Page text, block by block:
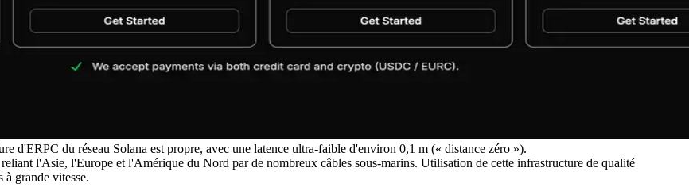
d'ERPC du réseau Solana est propre, avec une latence ultra-faible d'environ 0,1 m (« distance zéro »).
l'Asie, l'Europe et l'Amérique du Nord par de nombreux câbles sous-marins. Utilisation de cette infrastructure de qualité
grande vitesse.